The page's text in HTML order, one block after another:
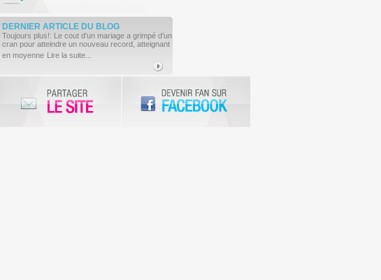
DERNIER ARTICLE DU BLOG
Toujours plus!: Le cout d’un mariage a grimpé d’un
cran pour atteindre un nouveau record, atteignant
en moyenne Lire la suite...